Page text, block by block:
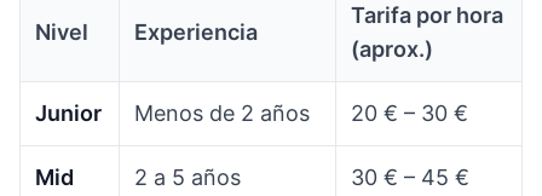
Nivel Experiencia
Tarifa por hora
(aprox.)
Junior Menos de 2 años 20 € – 30 €
Mid 2 a 5 años 30 € – 45 €